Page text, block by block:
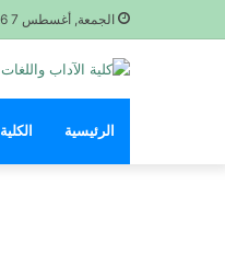
الجمعة, أغسطس 7 2026
الرئيسية الكلية